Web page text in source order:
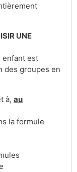
UNE
enfant est
des groupes en
à, au
la formule